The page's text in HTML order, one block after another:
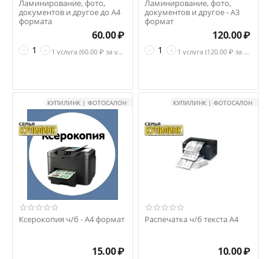
Ламинирование, фото,
документов и другое до А4
формата
+
−
60.00₽
1 услуга (60.00 ₽ за услуга)
Ламинирование, фото,
документов и другое - А3
формат
+
−
120.00₽
1 услуга (120.00 ₽ за услуга)
КУПИЛИНК | ФОТОСАЛОН
Ксерокопия ч/б - А4 формат
15.00₽
КУПИЛИНК | ФОТОСАЛОН
Распечатка ч/б текста А4
10.00₽